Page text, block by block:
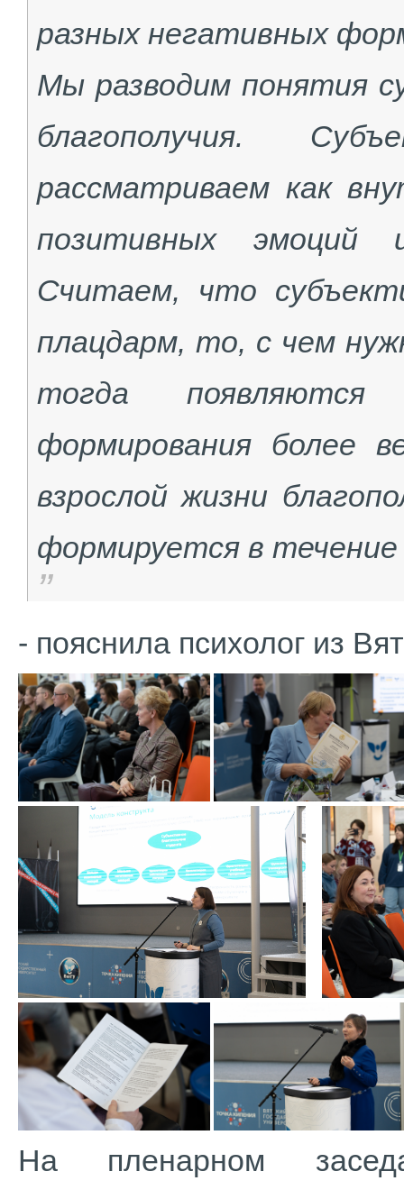
разных негативных
Мы разводим понятия
благополучия.
рассматриваем как
позитивных эмоций
Считаем, что
плацдарм, то, с чем
тогда появляются
формирования более
взрослой жизни
формируется в
- пояснила психолог из
На пленарном